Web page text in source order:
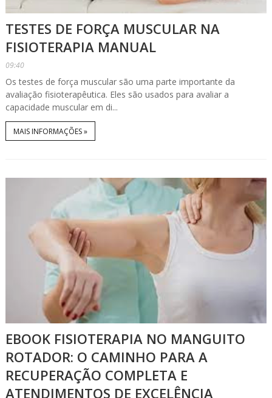
TESTES DE FORÇA MUSCULAR NA
FISIOTERAPIA MANUAL
09:40
Os testes de força muscular são uma parte importante da
avaliação fisioterapêutica. Eles são usados para avaliar a
capacidade muscular em di...
MAIS INFORMAÇÕES »
EBOOK FISIOTERAPIA NO MANGUITO
ROTADOR: O CAMINHO PARA A
RECUPERAÇÃO COMPLETA E
ATENDIMENTOS DE EXCELÊNCIA